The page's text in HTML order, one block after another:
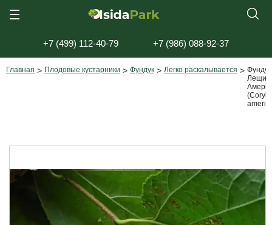
Главная > Плодовые кустарники > Фундук > Легко раскалывается > Фундук
+7 (499) 112-40-79 +7 (986) 088-92-37